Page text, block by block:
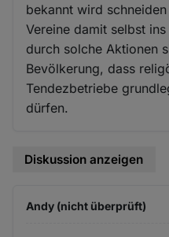
bekannt wird
Vereine damit selbst
durch solche Aktionen
Bevölkerung, dass
Tendezbetriebe
dürfen.
Diskussion anzeigen
Andy (nicht überprüft)